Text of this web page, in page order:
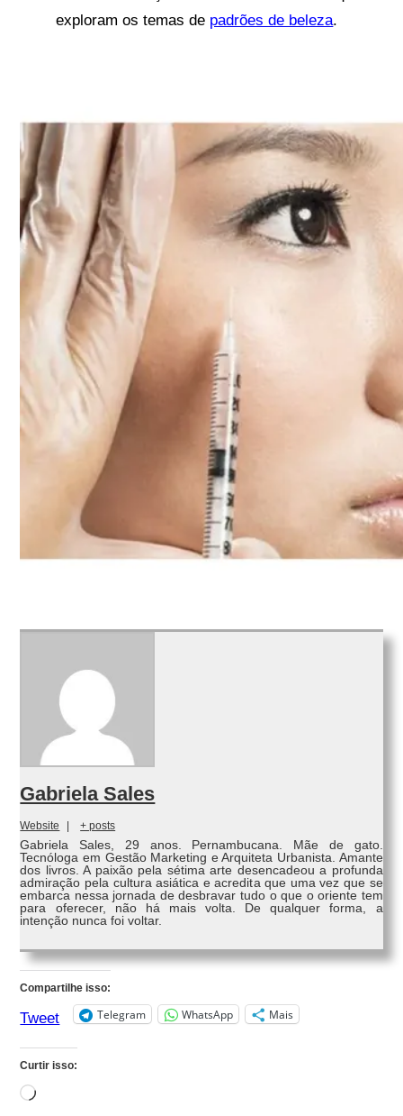
exploram os temas de padrões de beleza.
Gabriela Sales
Website + posts
Gabriela Sales, 29 anos. Pernambucana. Mãe de gato.
Tecnóloga em Gestão Marketing e Arquiteta Urbanista. Amante
dos livros. A paixão pela sétima arte desencadeou a profunda
admiração pela cultura asiática e acredita que uma vez que se
embarca nessa jornada de desbravar tudo o que o oriente tem
para oferecer, não há mais volta. De qualquer forma, a
intenção nunca foi voltar.
Compartilhe isso:
Tweet Telegram WhatsApp Mais
Curtir isso:
Carregando...